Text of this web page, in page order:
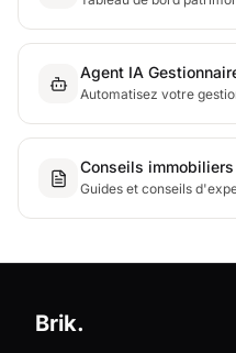
Agent IA
Automatisez votre
Conseils immobiliers
Guides et conseils
Brik.